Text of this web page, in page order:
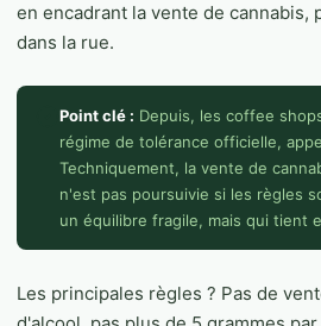
en encadrant la vente de cannabis,
dans la rue.
Point clé : Depuis, les coffee
régime de tolérance officielle,
Techniquement, la vente de
n'est pas poursuivie si les règles
un équilibre fragile, mais qui tient
Les principales règles ? Pas de